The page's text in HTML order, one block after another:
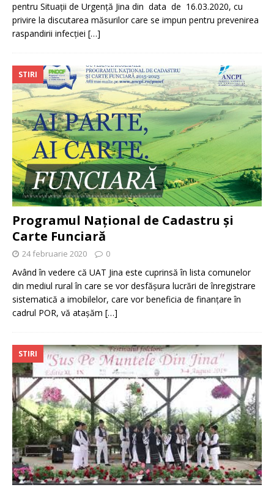
pentru Situații de Urgență Jina din data de 16.03.2020, cu
privire la discutarea măsurilor care se impun pentru prevenirea
raspandirii infecției […]
STIRI
Programul Național de Cadastru și
Carte Funciară
24 februarie 2020 0
Având în vedere că UAT Jina este cuprinsă în lista comunelor
din mediul rural în care se vor desfășura lucrări de înregistrare
sistematică a imobilelor, care vor beneficia de finanțare în
cadrul POR, vă atașăm […]
STIRI